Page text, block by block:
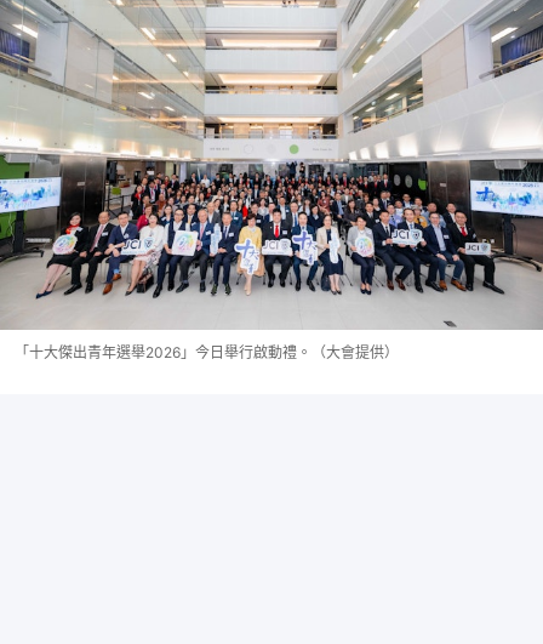
「⼗⼤傑出⻘年選舉2026」今日舉行啟動禮。（大會提供）